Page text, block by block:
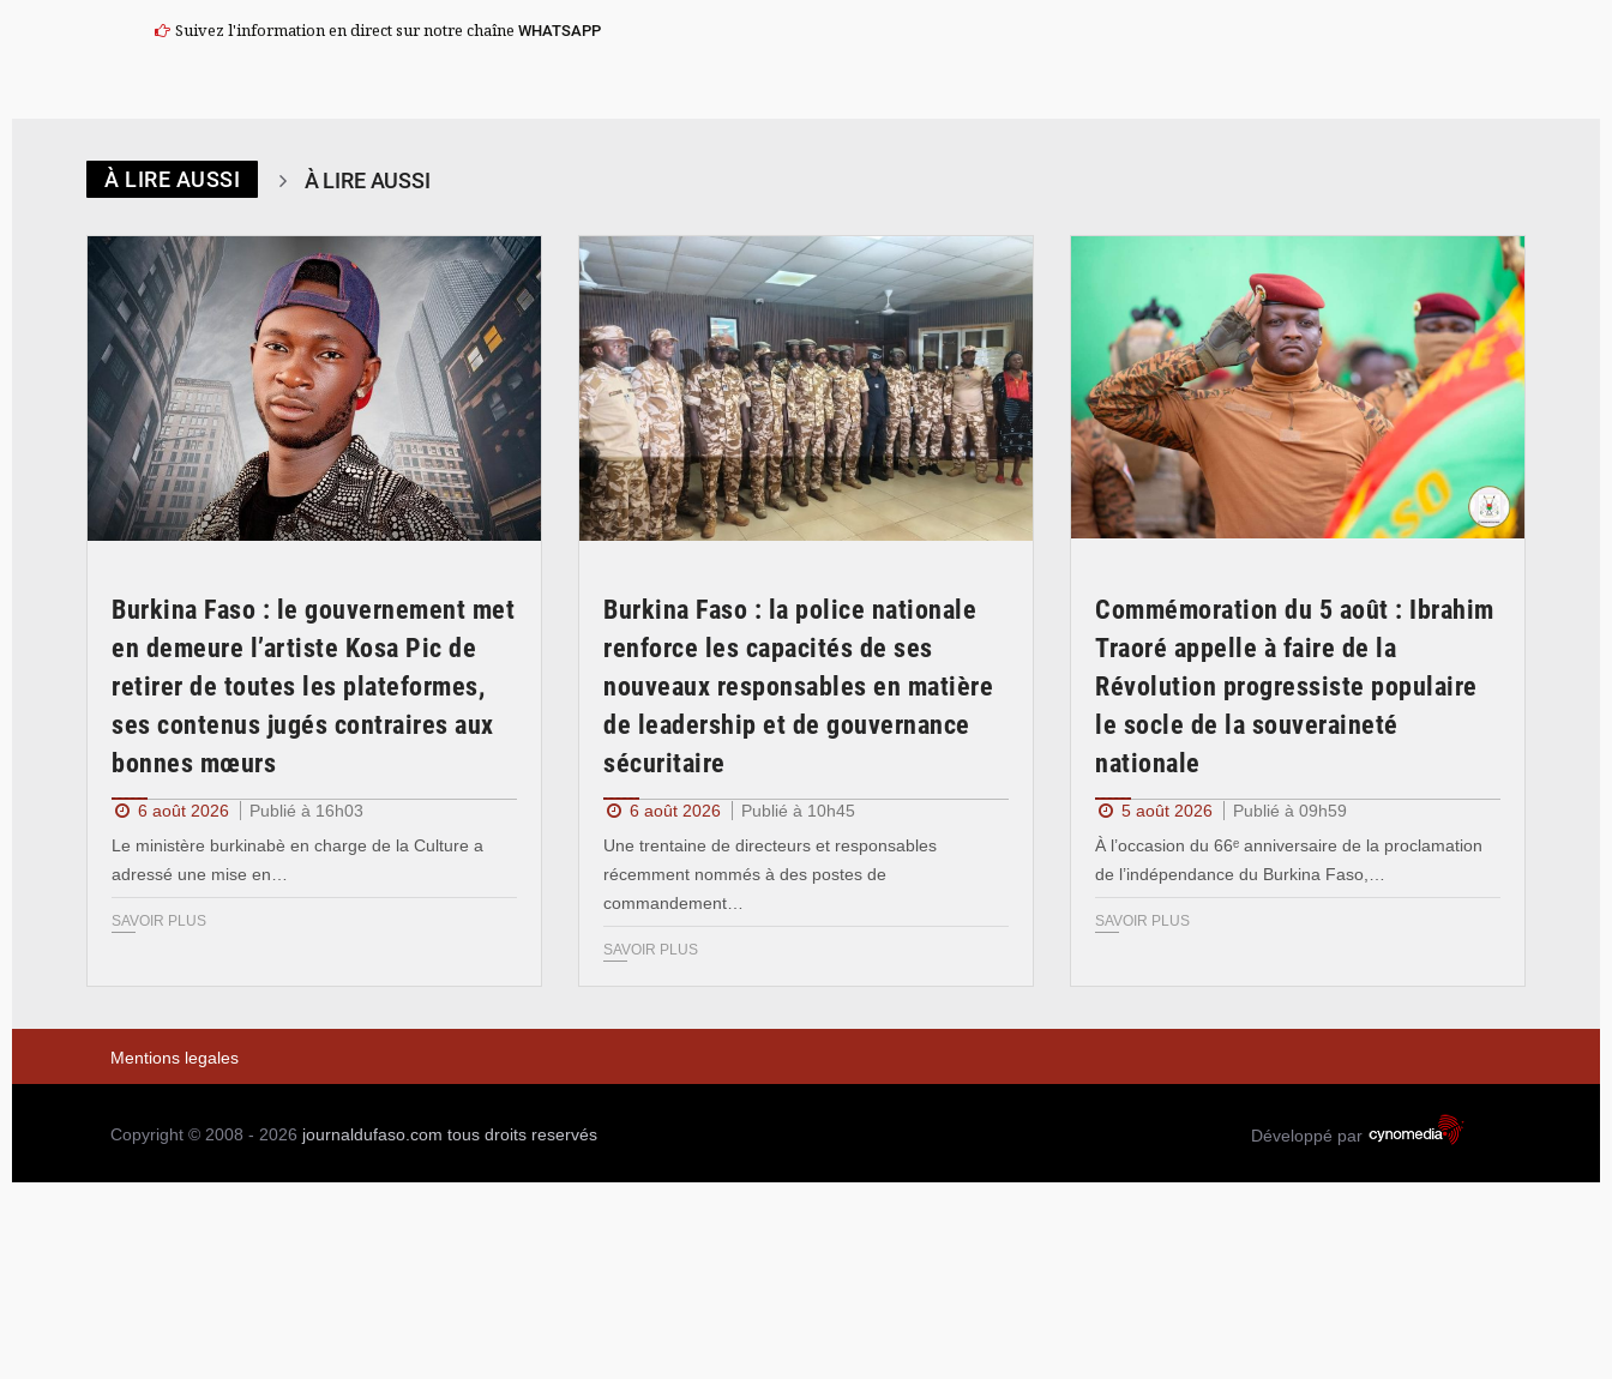
Suivez l'information en direct sur notre chaîneWHATSAPP
À LIRE AUSSI À LIRE AUSSI
Burkina Faso : le gouvernement met
en demeure l’artiste Kosa Pic de
retirer de toutes les plateformes,
ses contenus jugés contraires aux
bonnes mœurs
6 août 2026
Publié à 16h03
Le ministère burkinabè en charge de la Culture a
adressé une mise en…
SAVOIR PLUS
Burkina Faso : la police nationale
renforce les capacités de ses
nouveaux responsables en matière
de leadership et de gouvernance
sécuritaire
6 août 2026
Publié à 10h45
Une trentaine de directeurs et responsables
récemment nommés à des postes de
commandement…
SAVOIR PLUS
Commémoration du 5 août : Ibrahim
Traoré appelle à faire de la
Révolution progressiste populaire
le socle de la souveraineté
nationale
5 août 2026
Publié à 09h59
À l’occasion du 66ᵉ anniversaire de la proclamation
de l’indépendance du Burkina Faso,…
SAVOIR PLUS
Mentions legales
Copyright © 2008 - 2026 journaldufaso.com tous droits reservés Développé par